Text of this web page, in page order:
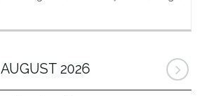
AUGUST 2026